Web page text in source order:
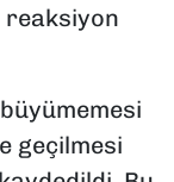
reaksiyon
geçilmesi